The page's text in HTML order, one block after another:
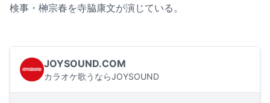
検事・榊宗春を寺脇康文が演じている。
JOYSOUND.COM
カラオケ歌うならJOYSOUND